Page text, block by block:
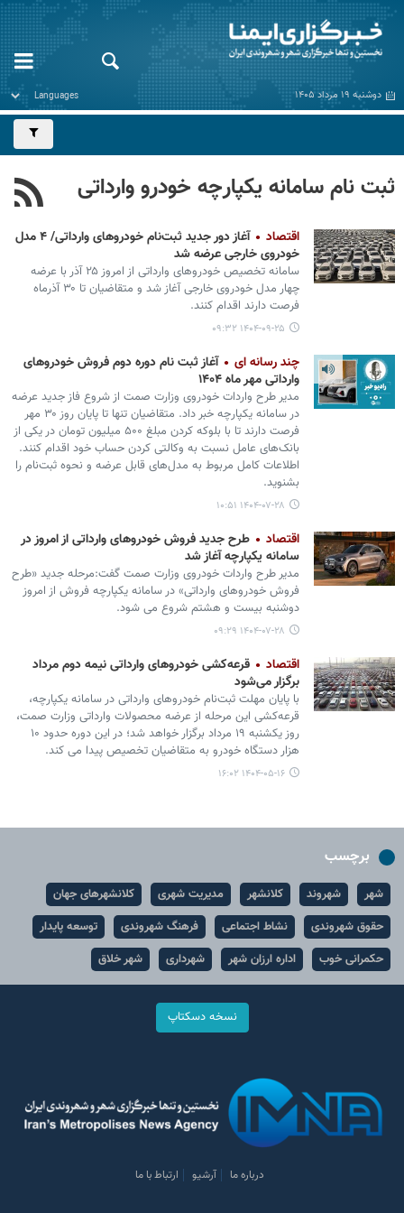
دوشنبه ۱۹ مرداد ۱۴۰۵
ثبت نام سامانه یکپارچه خودرو وارداتی
اقتصاد
آغاز دور جدید ثبت‌نام خودروهای وارداتی/ ۴ مدل
خودروی خارجی عرضه شد
سامانه تخصیص خودروهای وارداتی از امروز ۲۵ آذر با عرضه
چهار مدل خودروی خارجی آغاز شد و متقاضیان تا ۳۰ آذرماه
فرصت دارند اقدام کنند.
۱۴۰۴-۰۹-۲۵ ۰۹:۳۲
چند رسانه ای
آغاز ثبت نام دوره دوم فروش خودروهای
وارداتی مهر ماه ۱۴۰۴
مدیر طرح واردات خودروی وزارت صمت از شروع فاز جدید عرضه
در سامانه یکپارچه خبر داد. متقاضیان تنها تا پایان روز ۳۰ مهر
فرصت دارند تا با بلوکه کردن مبلغ ۵۰۰ میلیون تومان در یکی از
بانک‌های عامل نسبت به وکالتی کردن حساب خود اقدام کنند.
اطلاعات کامل مربوط به مدل‌های قابل عرضه و نحوه ثبت‌نام را
بشنوید.
۱۴۰۴-۰۷-۲۸ ۱۰:۵۱
اقتصاد
طرح جدید فروش خودروهای وارداتی از امروز در
سامانه یکپارچه آغاز شد
مدیر طرح واردات خودروی وزارت صمت گفت:مرحله جدید «طرح
فروش خودروهای وارداتی» در سامانه یکپارچه فروش از امروز
دوشنبه بیست و هشتم شروع می شود.
۱۴۰۴-۰۷-۲۸ ۰۹:۲۹
اقتصاد
قرعه‌کشی خودروهای وارداتی نیمه دوم مرداد
برگزار می‌شود
با پایان مهلت ثبت‌نام خودروهای وارداتی در سامانه یکپارچه،
قرعه‌کشی این مرحله از عرضه محصولات وارداتی وزارت صمت،
روز یکشنبه ۱۹ مرداد برگزار خواهد شد؛ در این دوره حدود ۱۰
هزار دستگاه خودرو به متقاضیان تخصیص پیدا می کند.
۱۴۰۴-۰۵-۱۶ ۱۶:۰۲
برچسب
شهر شهروند کلانشهر مدیریت شهری
کلانشهرهای جهان
حقوق شهروندی
نشاط اجتماعی فرهنگ شهروندی
توسعه پایدار
حکمرانی خوب
اداره ارزان شهر شهرداری شهر خلاق
نسخه دسکتاپ
درباره ما آرشیو ارتباط با ما